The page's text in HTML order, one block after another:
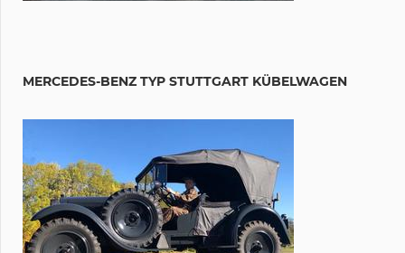
MERCEDES-BENZ TYP STUTTGART KÜBELWAGEN